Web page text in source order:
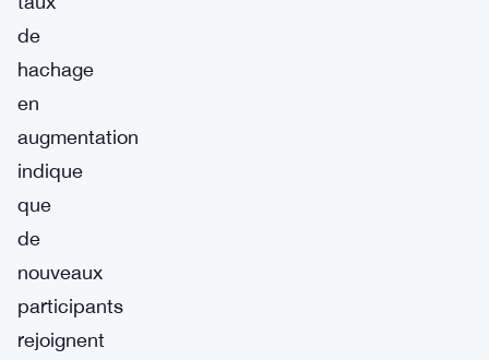
de
hachage
en
augmentation
indique
que
de
nouveaux
participants
rejoignent